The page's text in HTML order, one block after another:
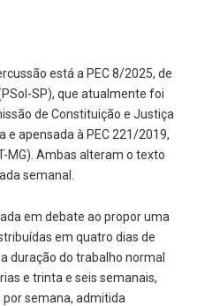
está a PEC 8/2025, de
SP), que atualmente foi
de Constituição e Justiça
e apensada à PEC 221/2019,
MG). Ambas alteram o texto
semanal.
em debate ao propor uma
em quatro dias de
duração do trabalho normal
e trinta e seis semanais,
semana, admitida